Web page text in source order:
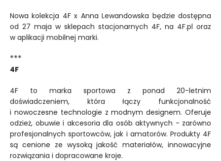
Nowa kolekcja 4F x Anna Lewandowska będzie dostępna
od 27 maja w sklepach stacjonarnych 4F, na 4F.pl oraz
w aplikacji mobilnej marki.
***
4F
4F to marka sportowa z ponad 20-letnim
doświadczeniem, która łączy funkcjonalność
i nowoczesne technologie z modnym designem. Oferuje
odzież, obuwie i akcesoria dla osób aktywnych - zarówno
profesjonalnych sportowców, jak i amatorów. Produkty 4F
są cenione ze wysoką jakość materiałów, innowacyjne
rozwiązania i dopracowane kroje.